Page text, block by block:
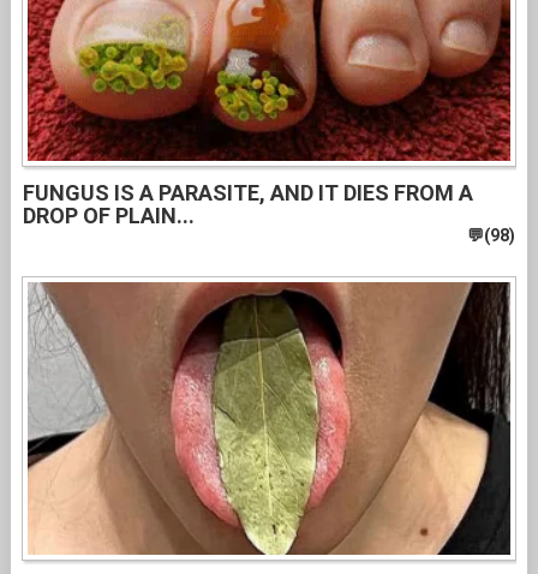
FUNGUS IS A PARASITE, AND IT DIES FROM A
DROP OF PLAIN...